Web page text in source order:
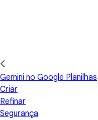
Gemini no Google Planilhas
Criar
Refinar
Segurança